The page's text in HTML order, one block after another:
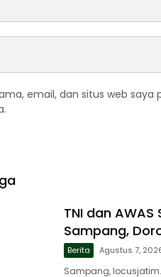
email, dan situs web
TNI dan
Sampang,
Berita Agustus 7,
Sampang,